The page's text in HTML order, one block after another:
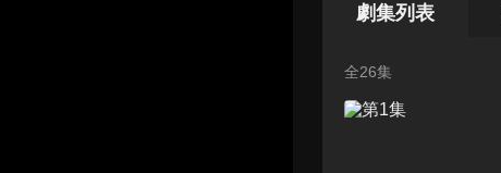
劇集列表
全26集